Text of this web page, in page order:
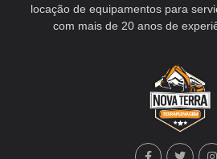
locação de equipamentos para
com mais de 20 anos de